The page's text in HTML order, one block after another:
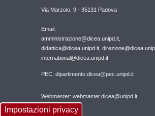
Via Marzolo, 9 - 35131 Padova
Email:
amministrazione@dicea.unipd.it,
didattica@dicea.unipd.it,
international@dicea.unipd.it
PEC: dipartimento.dicea@pec.unipd.it
Webmaster: webmaster.dicea@unipd.it
Impostazioni privacy